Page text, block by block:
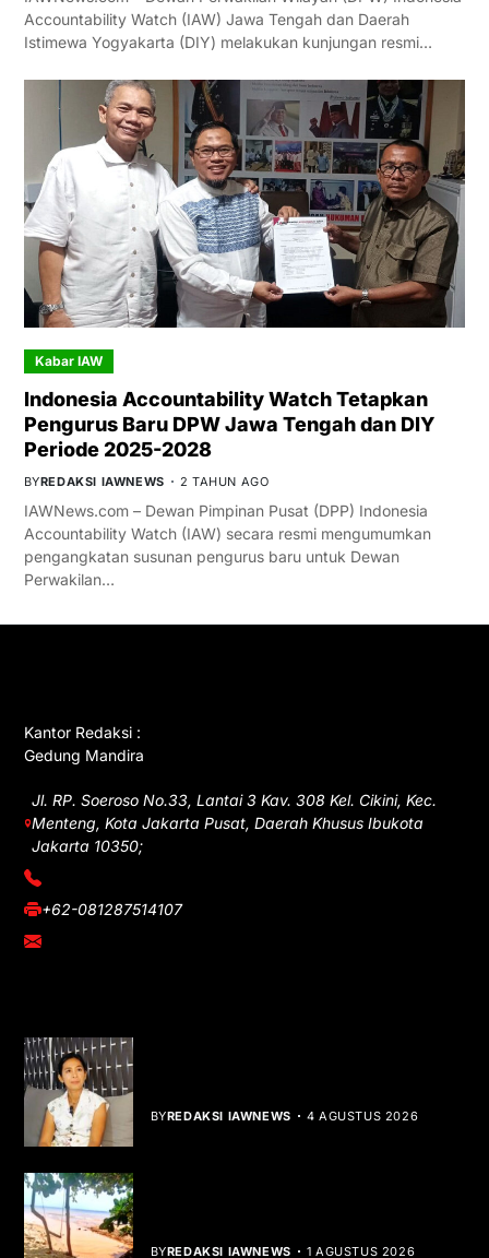
Accountability Watch (IAW) Jawa Tengah dan Daerah
Istimewa Yogyakarta (DIY) melakukan kunjungan resmi…
Kabar IAW
Indonesia Accountability Watch Tetapkan
Pengurus Baru DPW Jawa Tengah dan DIY
Periode 2025-2028
BYREDAKSI IAWNEWS 2 TAHUN AGO
IAWNews.com – Dewan Pimpinan Pusat (DPP) Indonesia
Accountability Watch (IAW) secara resmi mengumumkan
pengangkatan susunan pengurus baru untuk Dewan
Perwakilan…
Kantor Redaksi :
Gedung Mandira
Jl. RP. Soeroso No.33, Lantai 3 Kav. 308 Kel. Cikini, Kec.
Menteng, Kota Jakarta Pusat, Daerah Khusus Ibukota
Jakarta 10350;
(021) 3908026
+62-081287514107
adm@iawnews.com
BYREDAKSI IAWNEWS 4 AGUSTUS 2026
BYREDAKSI IAWNEWS 1 AGUSTUS 2026